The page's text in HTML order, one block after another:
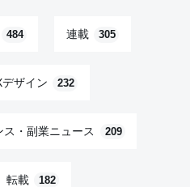
484 連載 305
デザイン 232
・副業ニュース 209
転載 182